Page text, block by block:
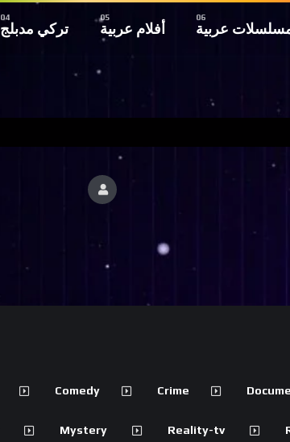
تركي مدبلج أفلام عربية عربية
Comedy Crime
Mystery Reality-tv